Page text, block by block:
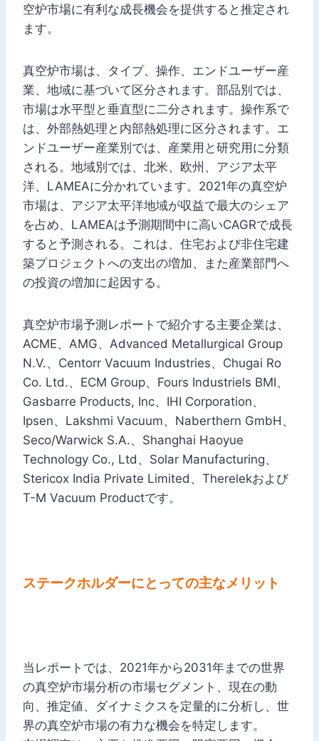
空炉市場に有利な成長機会を提供すると推定され
ます。
真空炉市場は、タイプ、操作、エンドユーザー産
業、地域に基づいて区分されます。部品別では、
市場は水平型と垂直型に二分されます。操作系で
は、外部熱処理と内部熱処理に区分されます。エ
ンドユーザー産業別では、産業用と研究用に分類
される。地域別では、北米、欧州、アジア太平
洋、LAMEAに分かれています。2021年の真空炉
市場は、アジア太平洋地域が収益で最大のシェア
を占め、LAMEAは予測期間中に高いCAGRで成長
すると予測される。これは、住宅および非住宅建
築プロジェクトへの支出の増加、また産業部門へ
の投資の増加に起因する。
真空炉市場予測レポートで紹介する主要企業は、
ACME、AMG、Advanced Metallurgical Group
N.V.、Centorr Vacuum Industries、Chugai Ro
Co. Ltd.、ECM Group、Fours Industriels BMI、
Gasbarre Products, Inc、IHI Corporation、
Ipsen、Lakshmi Vacuum、Naberthern GmbH、
Seco/Warwick S.A.、Shanghai Haoyue
Technology Co., Ltd、Solar Manufacturing、
Stericox India Private Limited、Therelekおよび
T-M Vacuum Productです。
ステークホルダーにとっての主なメリット
当レポートでは、2021年から2031年までの世界
の真空炉市場分析の市場セグメント、現在の動
向、推定値、ダイナミクスを定量的に分析し、世
界の真空炉市場の有力な機会を特定します。